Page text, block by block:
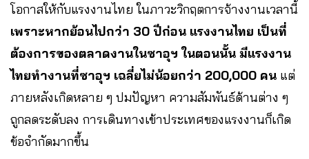
โอกาสให้กับแรงงานไทย ในภาวะวิกฤตการจ้างงานเวลานี้
เพราะหากย้อนไปกว่า 30 ปีก่อน แรงงานไทย เป็นที่
ต้องการของตลาดงานในซาอุฯ ในตอนนั้น มีแรงงาน
ไทยทำงานที่ซาอุฯ เฉลี่ยไม่น้อยกว่า 200,000 คน แต่
ภายหลังเกิดหลาย ๆ ปมปัญหา ความสัมพันธ์ด้านต่าง ๆ
ถูกลดระดับลง การเดินทางเข้าประเทศของแรงงานก็เกิด
ข้อจำกัดมากขึ้น